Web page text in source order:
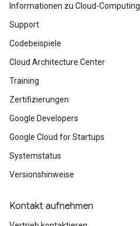
Informationen zu Cloud-Computing
Support
Codebeispiele
Cloud Architecture Center
Training
Zertifizierungen
Google Developers
Google Cloud for Startups
Systemstatus
Versionshinweise
Kontakt aufnehmen